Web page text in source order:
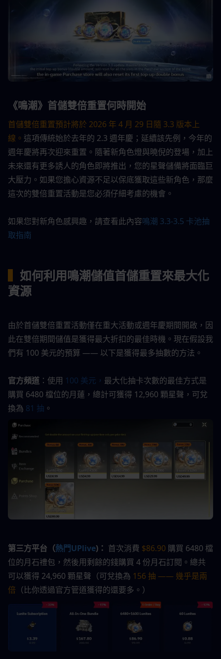
《鳴潮》首儲雙倍重置何時開始
首儲雙倍重置預計將於 2026 年 4 月 29 日隨 3.3 版本上
線。 這項傳統始於去年的 2.3 週年慶；延續該先例，今年的
週年慶將再次迎來重置。隨著新角色燈與曉倪的登場，加上
未來還有更多誘人的角色即將推出，您的星聲儲備將面臨巨
大壓力。如果您擔心資源不足以保底獲取這些新角色，那麼
這次的雙倍重置活動是您必須仔細考慮的機會。
如果您對新角色感興趣，請查看此內容鳴潮 3.3-3.5 卡池抽
取指南
如何利用鳴潮儲值首儲重置來最大化
資源
由於首儲雙倍重置活動僅在重大活動或週年慶期間開啟，因
此在雙倍期間儲值是獲得最大折扣的最佳時機。現在假設我
們有 100 美元的預算 —— 以下是獲得最多抽數的方法。
官方頻道 ：使用 100 美元， 最大化抽卡次數的最佳方式是
購買 6480 檔位的月蓮，總計可獲得 12,960 顆星聲，可兌
換為 81 抽 。
第三方平台（熱門UPlive)： 首次消費 $86.90 購買 6480 檔
位的月石禮包，然後用剩餘的錢購買 4 份月石訂閱。總共
可以獲得 24,960 顆星聲（可兌換為 156 抽 —— 幾乎是兩
倍 （比你透過官方管道獲得的還要多。）